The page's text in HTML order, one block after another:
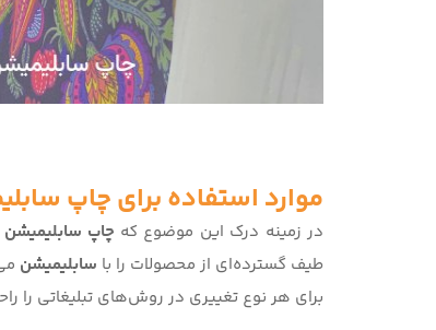
موارد استفاده برای چاپ
در زمینه درک این موضوع که چاپ
طیف گسترده‌ای از محصولات را با سابلیمیشن
برای هر نوع تغییری در روش‌های تبلیغاتی را